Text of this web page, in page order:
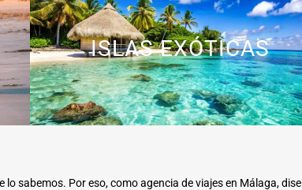
ISLAS EXÓTICAS
sabemos. Por eso, como agencia de viajes en Málaga,